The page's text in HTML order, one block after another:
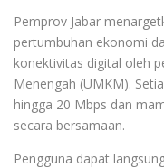
Pemprov Jabar
pertumbuhan ekonomi
konektivitas digital oleh
Menengah (UMKM).
hingga 20 Mbps dan
secara bersamaan.
Pengguna dapat